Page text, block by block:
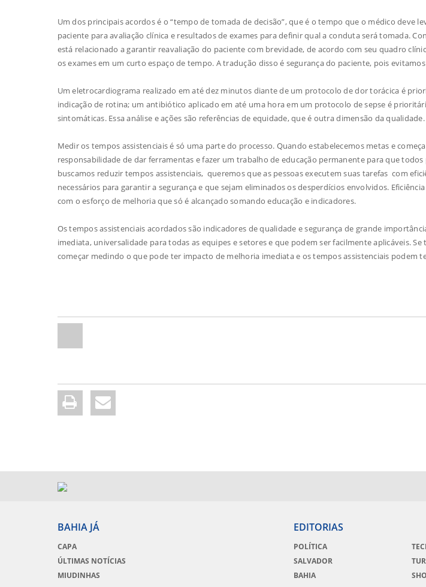
Um dos principais acordos é o “tempo de tomada de decisão”, que é o tempo que o médico deve
paciente para avaliação clínica e resultados de exames para definir qual a conduta será tomada.
está relacionado a garantir reavaliação do paciente com brevidade, de acordo com seu quadro
os exames em um curto espaço de tempo. A tradução disso é segurança do paciente, pois
Um eletrocardiograma realizado em até dez minutos diante de um protocolo de dor torácica é
indicação de rotina; um antibiótico aplicado em até uma hora em um protocolo de sepse é
sintomáticas. Essa análise e ações são referências de equidade, que é outra dimensão da qualidade.
Medir os tempos assistenciais é só uma parte do processo. Quando estabelecemos metas e
responsabilidade de dar ferramentas e fazer um trabalho de educação permanente para que
buscamos reduzir tempos assistenciais, queremos que as pessoas executem suas tarefas com
necessários para garantir a segurança e que sejam eliminados os desperdícios envolvidos.
com o esforço de melhoria que só é alcançado somando educação e indicadores.
Os tempos assistenciais acordados são indicadores de qualidade e segurança de grande
imediata, universalidade para todas as equipes e setores e que podem ser facilmente aplicáveis.
começar medindo o que pode ter impacto de melhoria imediata e os tempos assistenciais podem
BAHIA JÁ
CAPA
ÚLTIMAS NOTÍCIAS
MIUDINHAS
EDITORIAS
POLÍTICA
SALVADOR
BAHIA